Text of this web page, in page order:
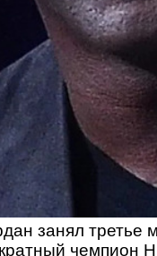
занял третье
чемпион